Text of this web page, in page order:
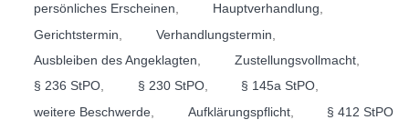
persönliches Erscheinen
Hauptverhandlung
Gerichtstermin
Verhandlungstermin
Ausbleiben des Angeklagten
Zustellungsvollmacht,
§ 236 StPO, § 230 StPO, § 145a StPO,
weitere Beschwerde
Aufklärungspflicht, § 412 StPO